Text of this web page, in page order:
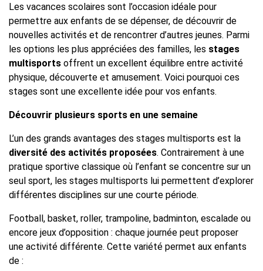
Les vacances scolaires sont l’occasion idéale pour
permettre aux enfants de se dépenser, de découvrir de
nouvelles activités et de rencontrer d’autres jeunes. Parmi
les options les plus appréciées des familles, les stages
multisports offrent un excellent équilibre entre activité
physique, découverte et amusement. Voici pourquoi ces
stages sont une excellente idée pour vos enfants.
Découvrir plusieurs sports en une semaine
L’un des grands avantages des stages multisports est la
diversité des activités proposées. Contrairement à une
pratique sportive classique où l’enfant se concentre sur un
seul sport, les stages multisports lui permettent d’explorer
différentes disciplines sur une courte période.
Football, basket, roller, trampoline, badminton, escalade ou
encore jeux d’opposition : chaque journée peut proposer
une activité différente. Cette variété permet aux enfants
de :